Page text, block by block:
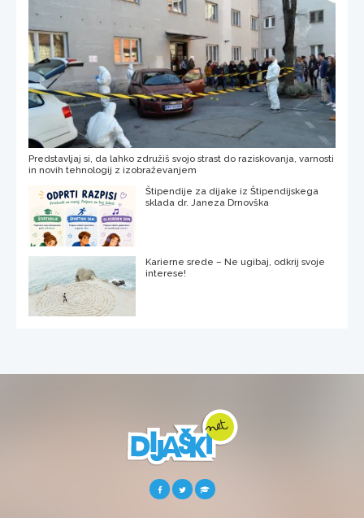
Predstavljaj si, da lahko združiš svojo strast do raziskovanja, varnosti
in novih tehnologij z izobraževanjem
Štipendije za dijake iz Štipendijskega
sklada dr. Janeza Drnovška
Karierne srede – Ne ugibaj, odkrij svoje
interese!